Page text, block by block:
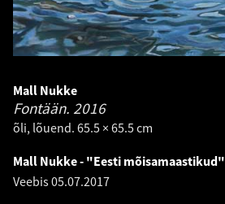
Mall Nukke
Fontään. 2016
õli, lõuend. 65.5 × 65.5 cm
Mall Nukke - "Eesti mõisamaastikud"
Veebis05.07.2017